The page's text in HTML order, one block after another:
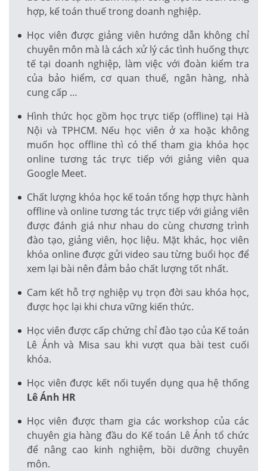
hợp, kế toán thuế trong doanh nghiệp.
Học viên được giảng viên hướng dẫn không chỉ
chuyên môn mà là cách xử lý các tình huống thực
tế tại doanh nghiệp, làm việc với đoàn kiểm tra
của bảo hiểm, cơ quan thuế, ngân hàng, nhà
cung cấp …
Hình thức học gồm học trực tiếp (offline) tại Hà
Nội và TPHCM. Nếu học viên ở xa hoặc không
muốn học offline thì có thể tham gia khóa học
online tương tác trực tiếp với giảng viên qua
Google Meet.
Chất lượng khóa học kế toán tổng hợp thực hành
offline và online tương tác trực tiếp với giảng viên
được đánh giá như nhau do cùng chương trình
đào tạo, giảng viên, học liệu. Mặt khác, học viên
khóa online được gửi video sau từng buổi học để
xem lại bài nên đảm bảo chất lượng tốt nhất.
Cam kết hỗ trợ nghiệp vụ trọn đời sau khóa học,
được học lại khi chưa vững kiến thức.
Học viên được cấp chứng chỉ đào tạo của Kế toán
Lê Ánh và Misa sau khi vượt qua bài test cuối
khóa.
Học viên được kết nối tuyển dụng qua hệ thống
Lê Ánh HR
Học viên được tham gia các workshop của các
chuyên gia hàng đầu do Kế toán Lê Ánh tổ chức
để nâng cao kinh nghiệm, bồi dưỡng chuyên
môn.